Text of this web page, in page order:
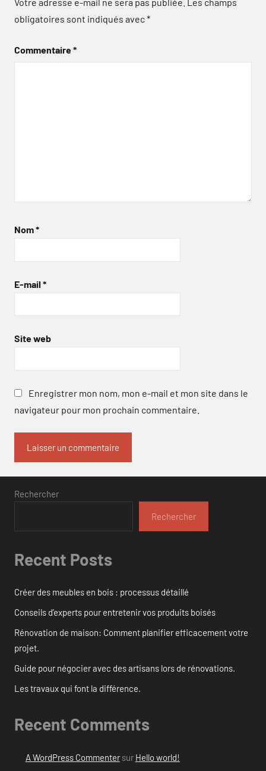
obligatoires sont indiqués avec*
Commentaire*
Nom*
E-mail *
Site web
Enregistrer mon nom, mon e-mail et mon site dans le
navigateur pour mon prochain commentaire.
Rechercher
Rechercher
Recent Posts
Créer des meubles en bois : processus détaillé
Conseils d’experts pour entretenir vos produits boisés
Rénovation de maison: Comment planifier efficacement votre
projet.
Guide pour négocier avec des artisans lors de rénovations.
Les travaux qui font la différence.
Recent Comments
A WordPress Commentersur Hello world!